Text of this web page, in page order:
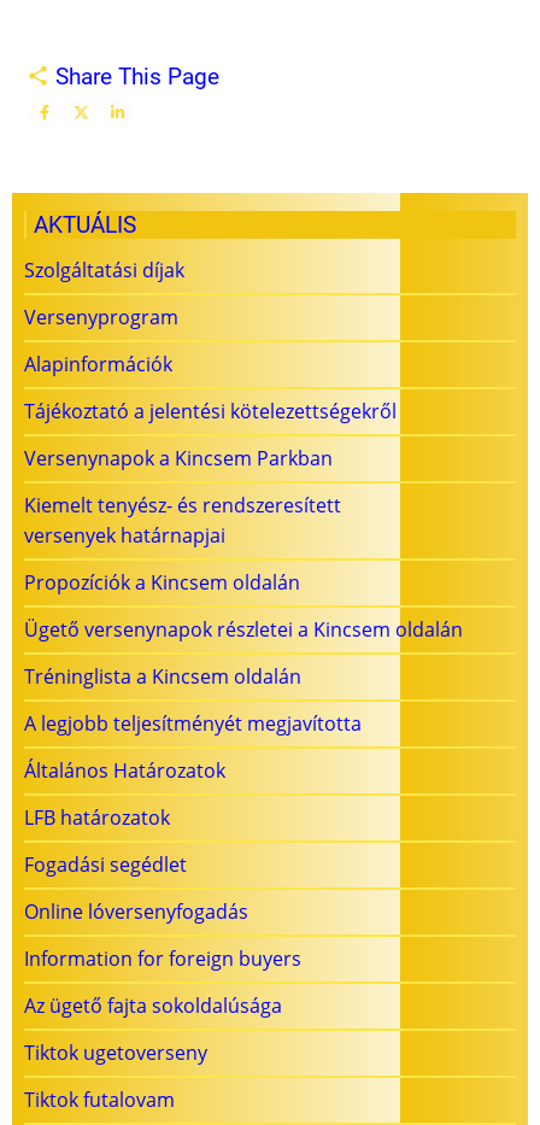
Share This Page
AKTUÁLIS
Szolgáltatási díjak
Versenyprogram
Alapinformációk
Tájékoztató a jelentési kötelezettségekről
Versenynapok a Kincsem Parkban
Kiemelt tenyész- és rendszeresített
versenyek határnapjai
Propozíciók a Kincsem oldalán
Ügető versenynapok részletei a Kincsem oldalán
Tréninglista a Kincsem oldalán
A legjobb teljesítményét megjavította
Általános Határozatok
LFB határozatok
Fogadási segédlet
Online lóversenyfogadás
Information for foreign buyers
Az ügető fajta sokoldalúsága
Tiktok ugetoverseny
Tiktok futalovam